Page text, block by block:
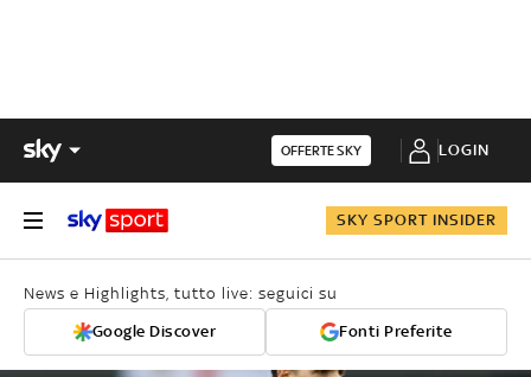
OFFERTE SKY LOGIN
SKY SPORT INSIDER
News e Highlights, tutto live: seguici su
Google Discover Fonti Preferite